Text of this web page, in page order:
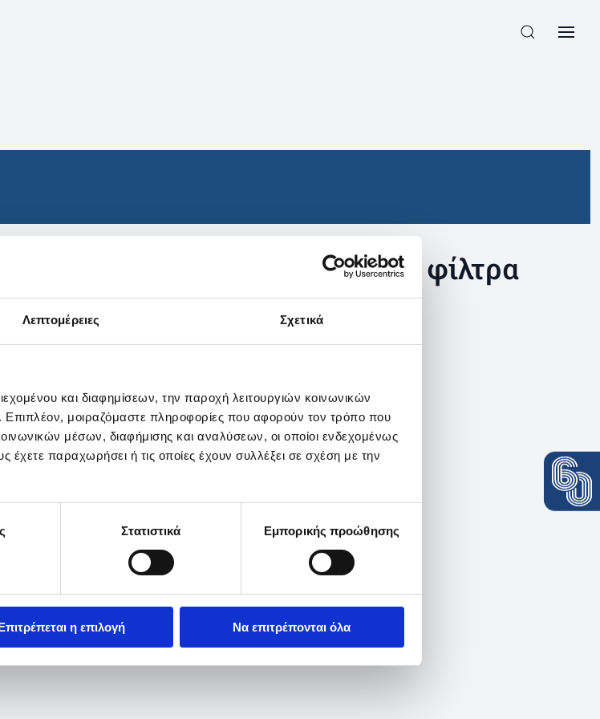
Λεπτομέρειες Σχετικά
και διαφημίσεων, την παροχή λειτουργιών κοινωνικών
Επιπλέον, μοιραζόμαστε πληροφορίες που αφορούν τον τρόπο που
μέσων, διαφήμισης και αναλύσεων, οι οποίοι ενδεχομένως
έχετε παραχωρήσει ή τις οποίες έχουν συλλέξει σε σχέση με την
Στατιστικά Εμπορικής προώθησης
η επιλογή Να επιτρέπονται όλα
προϊόντα με τα συγκεκριμένα φίλτρα